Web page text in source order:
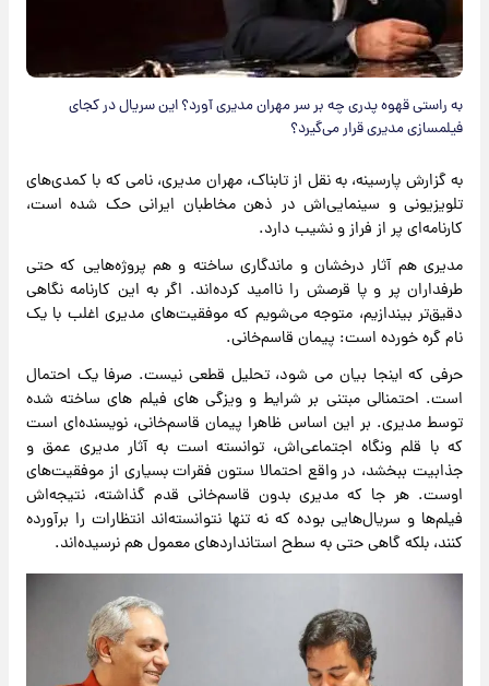
به راستی قهوه پدری چه بر سر مهران مدیری آورد؟ این سریال در کجای
فیلمسازی مدیری قرار می‌گیرد؟
به گزارش پارسینه، به نقل از تابناک، مهران مدیری، نامی که با کمدی‌های
تلویزیونی و سینمایی‌اش در ذهن مخاطبان ایرانی حک شده است،
کارنامه‌ای پر از فراز و نشیب دارد.
مدیری هم آثار درخشان و ماندگاری ساخته و هم پروژه‌هایی که حتی
طرفداران پر و پا قرصش را ناامید کرده‌اند. اگر به این کارنامه نگاهی
دقیق‌تر بیندازیم، متوجه می‌شویم که موفقیت‌های مدیری اغلب با یک
نام گره خورده است: پیمان قاسم‌خانی.
حرفی که اینجا بیان می شود، تحلیل قطعی نیست. صرفا یک احتمال
است. احتمنالی مبتنی بر شرایط و ویزگی های فیلم های ساخته شده
توسط مدیری. بر این اساس ظاهرا پیمان قاسم‌خانی، نویسنده‌ای است
که با قلم ونگاه اجتماعی‌اش، توانسته است به آثار مدیری عمق و
جذابیت ببخشد، در واقع احتمالا ستون فقرات بسیاری از موفقیت‌های
اوست. هر جا که مدیری بدون قاسم‌خانی قدم گذاشته، نتیجه‌اش
فیلم‌ها و سریال‌هایی بوده که نه تنها نتوانسته‌اند انتظارات را برآورده
کنند، بلکه گاهی حتی به سطح استانداردهای معمول هم نرسیده‌اند.